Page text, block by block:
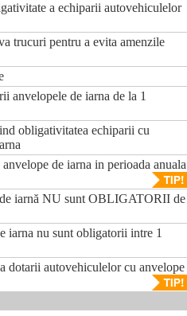
a echiparii autovehiculelor
trucuri pentru a evita amenzile
anvelopele de iarna de la 1
obligativitatea echiparii cu
de iarna in perioada anuala
iarnă NU sunt OBLIGATORII de
iarna nu sunt obligatorii intre 1
dotarii autovehiculelor cu anvelope